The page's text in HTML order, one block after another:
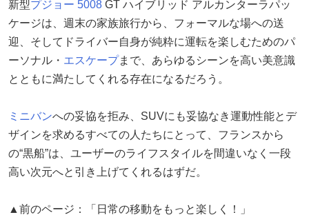
新型プジョー 5008 GT ハイブリッド アルカンターラパッ
ケージは、週末の家族旅行から、フォーマルな場への送
迎、そしてドライバー自身が純粋に運転を楽しむためのパ
ーソナル・ エスケープまで、あらゆるシーンを高い美意識
とともに満たしてくれる存在になるだろう。
ミニバンへの妥協を拒み、SUVにも妥協なき運動性能とデ
ザインを求めるすべての人たちにとって、フランスから
の“黒船”は、ユーザーのライフスタイルを間違いなく一段
高い次元へと引き上げてくれるはずだ。
▲前のページ：「日常の移動をもっと楽しく！」